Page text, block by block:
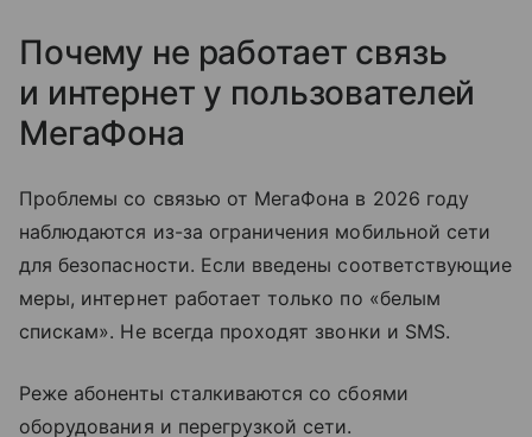
Почему не работает связь
и интернет у пользователей
МегаФона
Проблемы со связью от МегаФона в 2026 году
наблюдаются из-за ограничения мобильной сети
для безопасности. Если введены соответствующие
меры, интернет работает только по «белым
спискам». Не всегда проходят звонки и SMS.
Реже абоненты сталкиваются со сбоями
оборудования и перегрузкой сети.